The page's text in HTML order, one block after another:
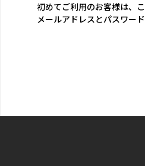
初めてご利用のお客様は、
メールアドレスとパスワー